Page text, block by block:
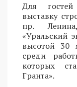
Для гостей
выставку
пр.
«Уральский
высотой 30
среди
которых
Гранта».